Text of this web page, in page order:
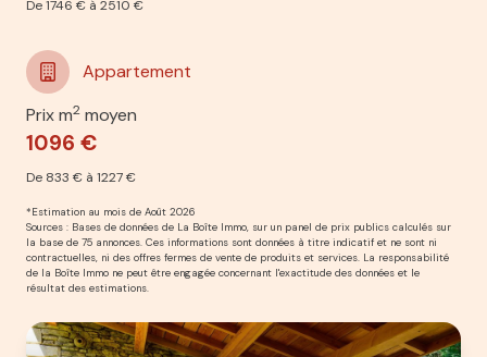
De 1746 € à 2510 €
Appartement
Prix m2 moyen
1096 €
De 833 € à 1227 €
*Estimation au mois de Août 2026
Sources : Bases de données de La Boîte Immo, sur un panel de prix publics calculés sur
la base de 75 annonces. Ces informations sont données à titre indicatif et ne sont ni
contractuelles, ni des offres fermes de vente de produits et services. La responsabilité
de la Boîte Immo ne peut être engagée concernant l'exactitude des données et le
résultat des estimations.